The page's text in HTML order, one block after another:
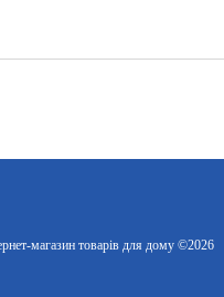
магазин товарів для дому ©2026